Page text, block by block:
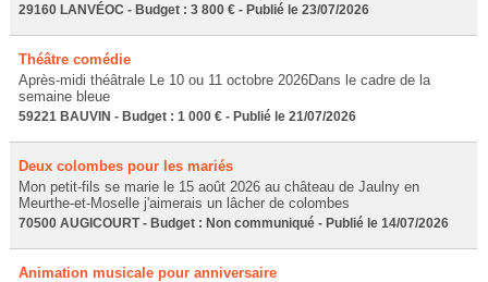
29160 LANVÉOC - Budget : 3 800 € - Publié le 23/07/2026
Théâtre comédie
Après-midi théâtrale Le 10 ou 11 octobre 2026Dans le cadre de la
semaine bleue
59221 BAUVIN - Budget : 1 000 € - Publié le 21/07/2026
Deux colombes pour les mariés
Mon petit-fils se marie le 15 août 2026 au château de Jaulny en
Meurthe-et-Moselle j'aimerais un lâcher de colombes
70500 AUGICOURT - Budget : Non communiqué - Publié le 14/07/2026
Animation musicale pour anniversaire